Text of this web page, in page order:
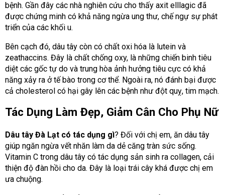
bệnh. Gần đây các nhà nghiên cứu cho thấy axit elllagic đã
được chứng minh có khả năng ngừa ung thư, chế ngự sự phát
triển của các khối u.
Bên cạch đó, dâu tây còn có chất oxi hóa là lutein và
zeathaccins. Đây là chất chống oxy, là những chiến binh tiêu
diệt các gốc tự do và trung hòa ảnh hưởng tiêu cực có khả
năng xảy ra ở tế bào trong cơ thể. Ngoài ra, nó đánh bại được
cả cholesterol có hại gây lên các bệnh như đột quỵ, tim mạch.
Tác Dụng Làm Đẹp, Giảm Cân Cho Phụ Nữ
Dâu tây Đà Lạt có tác dụng gì? Đối với chị em, ăn dâu tây
giúp ngăn ngừa vết nhăn làm da dẻ căng tràn sức sống.
Vitamin C trong dâu tây có tác dụng sản sinh ra collagen, cải
thiện độ đàn hồi cho da. Đây là loại trái cây khá được chị em
ưa chuộng.